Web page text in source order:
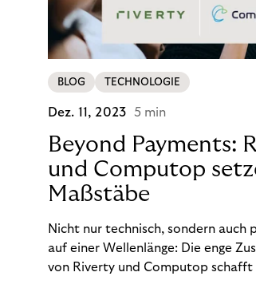
BLOG TECHNOLOGIE
Dez. 11, 2023 5 min
Beyond Payments:
und Computop
Maßstäbe
Nicht nur technisch, sondern auch
auf einer Wellenlänge: Die enge
von Riverty und Computop schafft